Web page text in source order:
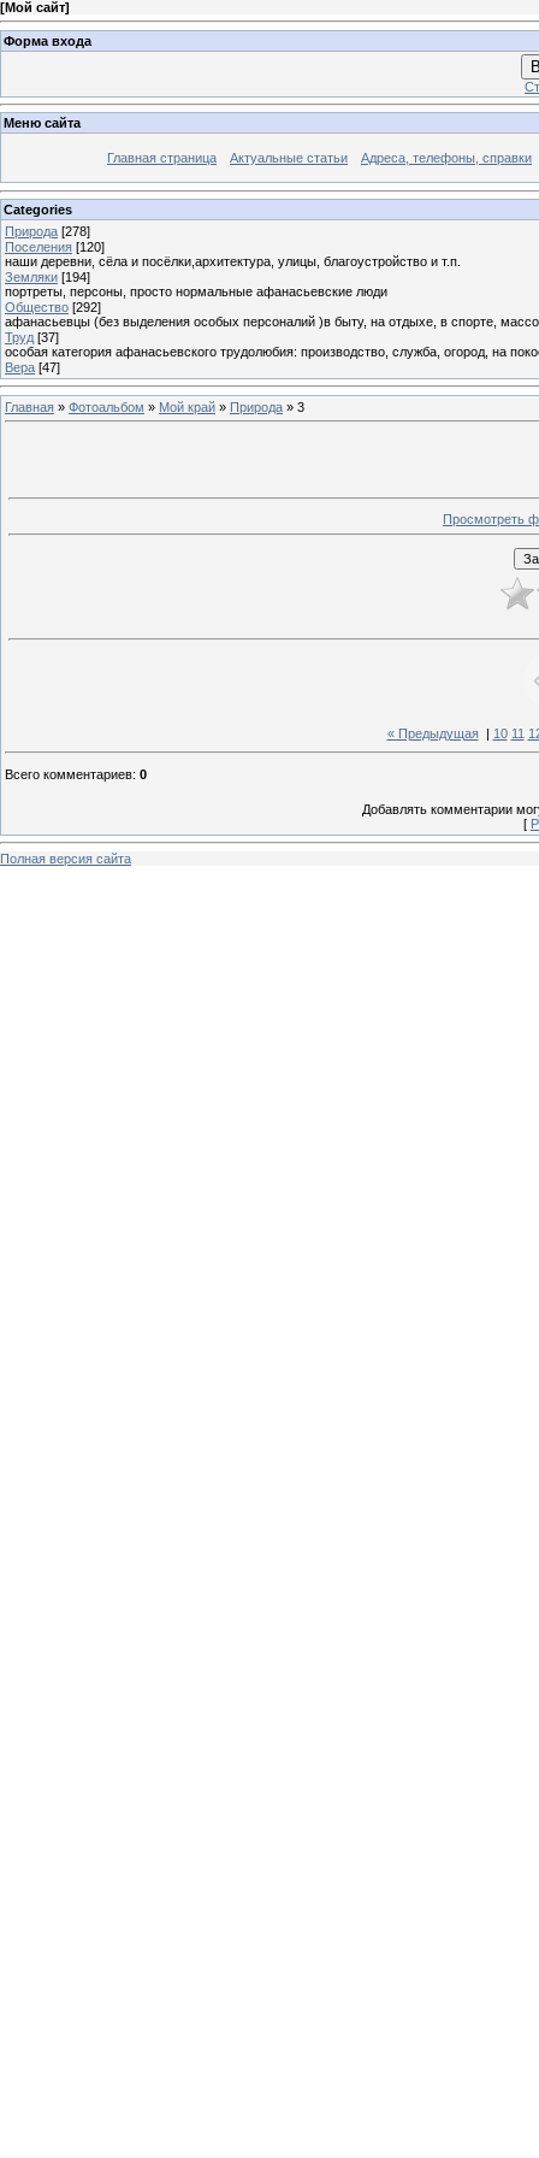
[Мой сайт]
Форма входа
Меню сайта
Главная страница Актуальные статьи Адреса, телефоны, справки
Categories
Природа [278]
Поселения [120]
наши деревни, сёла и посёлки,архитектура, улицы, благоустройство и т.п.
Земляки [194]
портреты, персоны, просто нормальные афанасьевские люди
Общество [292]
афанасьевцы (без выделения особых персоналий )в быту, на отдыхе, в спорте,
Труд [37]
особая категория афанасьевского трудолюбия: производство, служба, огород, на
Вера [47]
Главная » Фотоальбом » Мой край » Природа » 3
Просмотреть
« Предыдущая| 10 11
Всего комментариев: 0
Добавлять комментарии
[
Полная версия сайта